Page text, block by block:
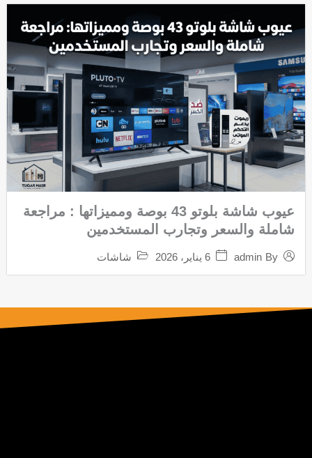
عيوب شاشة بلوتو 43 بوصة ومميزاتها : مراجعة
شاملة والسعر وتجارب المستخدمين
By
admin 6 يناير، 2026 شاشات